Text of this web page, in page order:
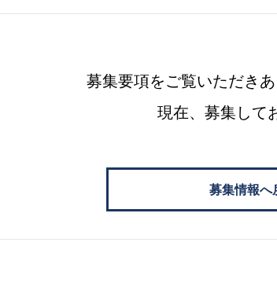
募集要項をご覧いただき
現在、募集して
募集情報へ